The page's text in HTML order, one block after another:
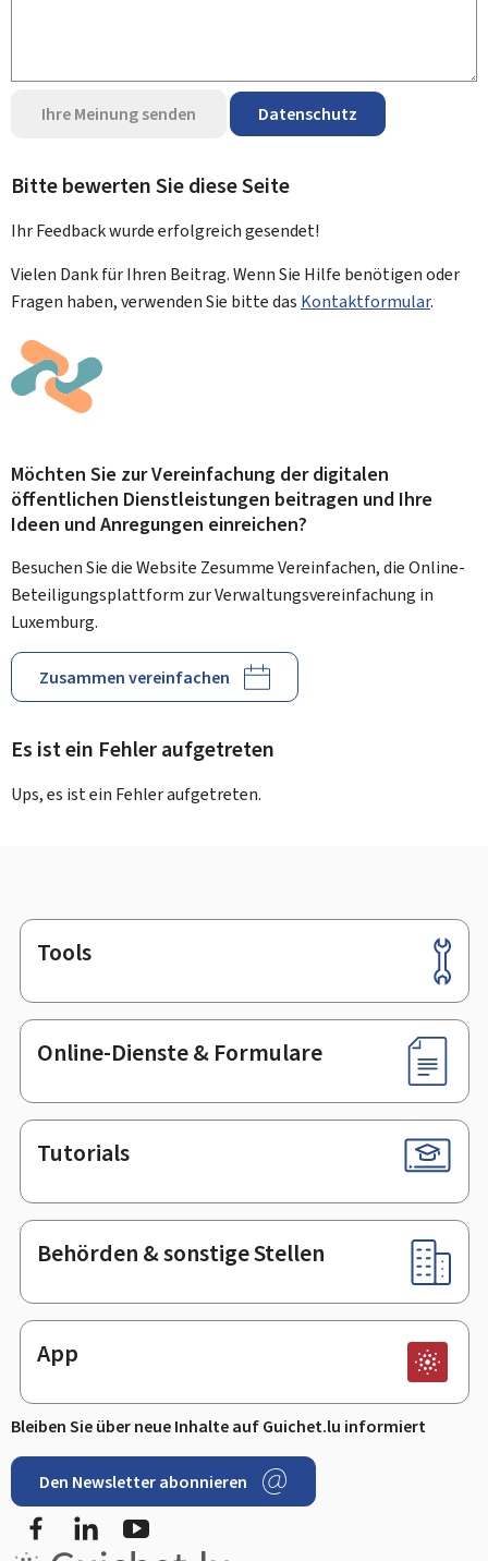
Ihre Meinung senden Datenschutz
Bitte bewerten Sie diese Seite
Ihr Feedback wurdeerfolgreichgesendet!
Vielen Dank für Ihren Beitrag. Wenn Sie Hilfe benötigen oder
Fragen haben, verwenden Sie bitte das Kontaktformular.
Möchten Sie zur Vereinfachung der digitalen
öffentlichen Dienstleistungen beitragen und Ihre
Ideen und Anregungen einreichen?
Besuchen Sie die Website Zesumme Vereinfachen, die Online-
Beteiligungsplattform zur Verwaltungsvereinfachung in
Luxemburg.
Zusammen vereinfachen
Es ist ein Fehler aufgetreten
Ups, es ist ein Fehler aufgetreten.
Footer
Tools
Online-Dienste & Formulare
Tutorials
Behörden & sonstige Stellen
App
Bleiben Sie über neue Inhalte auf Guichet.lu informiert
Den Newsletter abonnieren
FacebookLinkedIn